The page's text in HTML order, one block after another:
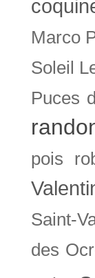
Marco
Soleil
Puces
pois
Saint-
des